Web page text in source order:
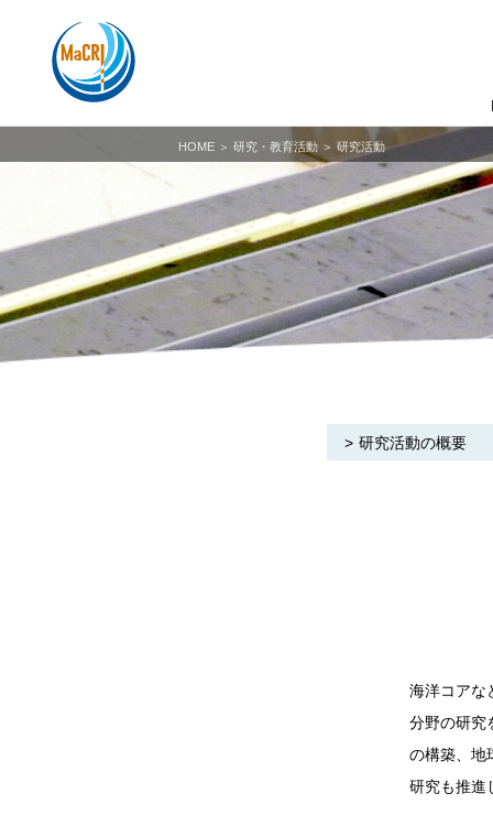
HOME ＞ 研究・教育活動 ＞ 研究活動
研究活動の概要
海洋コアな
分野の研究
の構築、地
研究も推進